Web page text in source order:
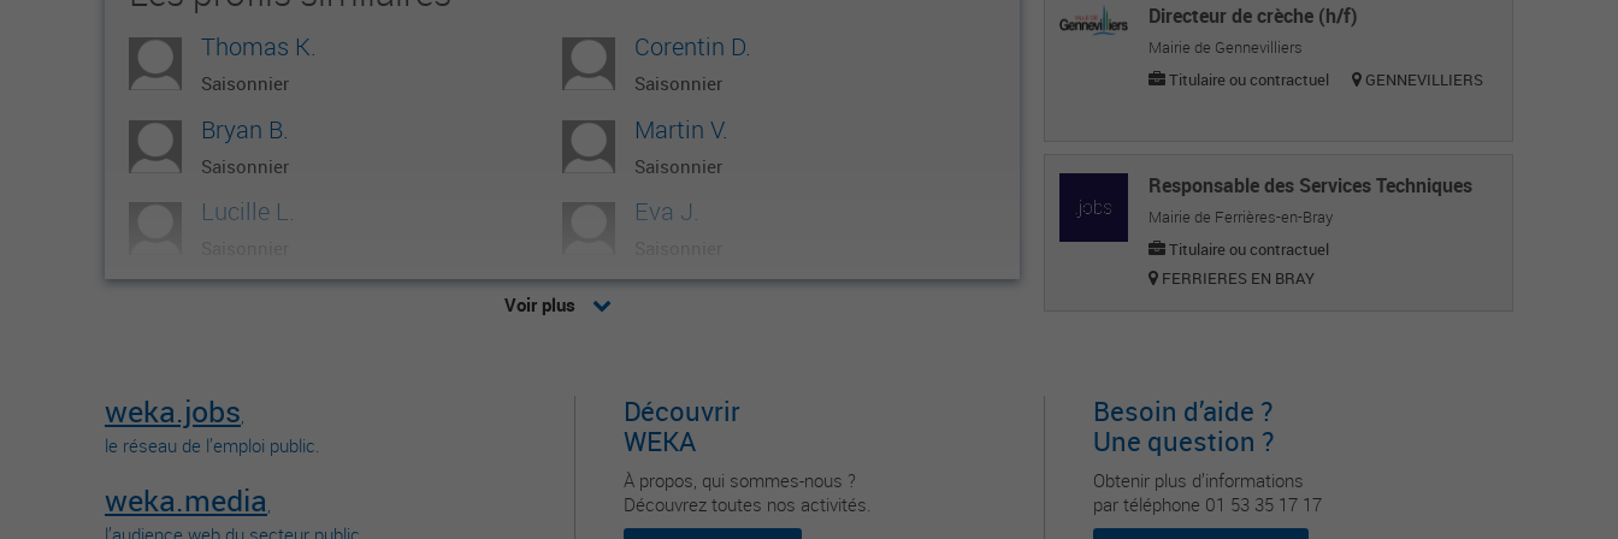
Thomas K.
Saisonnier
Corentin D.
Saisonnier
Bryan B.
Saisonnier
Martin V.
Saisonnier
Lucille L. Eva J.
Nicolas L. Hugo N.
Saisonnier Saisonnier
Voir plus
Directeur de crèche (h/f)
Mairie de Gennevilliers
Titulaire ou contractuel
GENNEVILLIERS
Responsable des Services Techniques
Mairie de Ferrières-en-Bray
Titulaire ou contractuel
FERRIERES EN BRAY
weka.jobs,
le réseau de l’emploi public.
weka.media,
l’audience web du secteur public.
Découvrir
WEKA
À propos, qui sommes-nous ?
Découvrez toutes nos activités.
Besoin d’aide ?
Une question ?
Obtenir plus d’informations
par téléphone 01 53 35 17 17